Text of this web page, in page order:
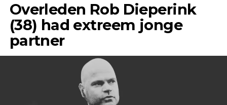
Overleden Rob Dieperink
(38) had extreem jonge
partner